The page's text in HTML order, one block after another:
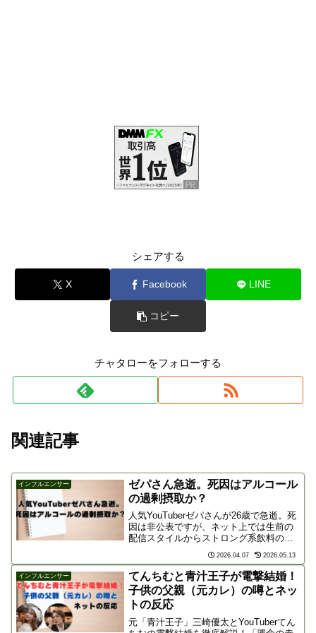
シェアする
X Facebook LINE
コピー
チャタローをフォローする
関連記事
インフルエンサー
ゼパさん急逝。死因はアルコール
の過剰摂取か？
人気YouTuberゼパさんが26歳で急逝。死
因は非公表ですが、ネット上では生前の
配信スタイルからストロング系飲料の過
剰摂取やアルコール依存を心配する声が
上がっています。親友の悲痛な思いやフ
ァンの声を交え、早すぎる別れの背景と
原因について考察します。
2026.04.07 2026.05.13
インフルエンサー
てんちむと青汁王子が電撃結婚！
子供の父親（元カレ）の噂とネッ
トの反応
元「青汁王子」三崎優太とYouTuberてん